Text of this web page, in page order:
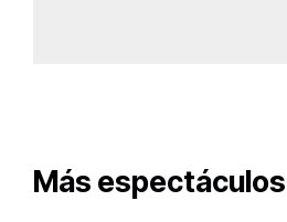
Más espectáculos